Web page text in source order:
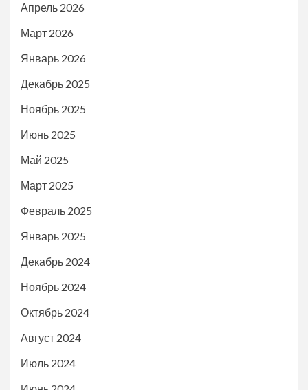
Апрель 2026
Март 2026
Январь 2026
Декабрь 2025
Ноябрь 2025
Июнь 2025
Май 2025
Март 2025
Февраль 2025
Январь 2025
Декабрь 2024
Ноябрь 2024
Октябрь 2024
Август 2024
Июль 2024